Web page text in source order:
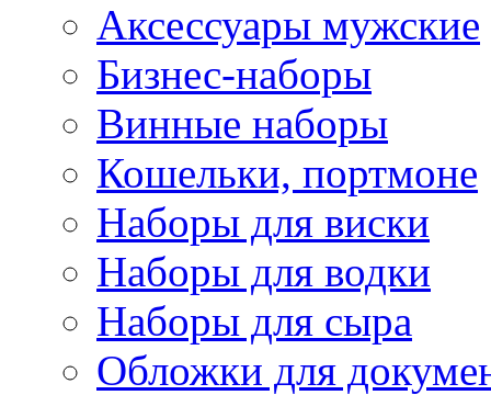
Аксессуары мужские
Бизнес-наборы
Винные наборы
Кошельки, портмоне
Наборы для виски
Наборы для водки
Наборы для сыра
Обложки для